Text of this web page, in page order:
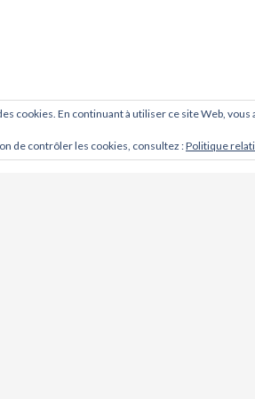
cookies. En continuant à utiliser ce site Web,
de contrôler les cookies, consultez :Politique